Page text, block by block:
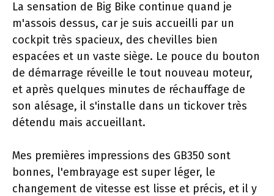
La sensation de Big Bike continue quand je
m'assois dessus, car je suis accueilli par un
cockpit très spacieux, des chevilles bien
espacées et un vaste siège. Le pouce du bouton
de démarrage réveille le tout nouveau moteur,
et après quelques minutes de réchauffage de
son alésage, il s'installe dans un tickover très
détendu mais accueillant.
Mes premières impressions des GB350 sont
bonnes, l'embrayage est super léger, le
changement de vitesse est lisse et précis, et il y